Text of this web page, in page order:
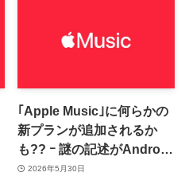
｢Apple Music｣に何らかの
新プランが追加されるか
も?? ｰ 謎の記述がAndroid
向けアプリのベータ版から
2026年5月30日